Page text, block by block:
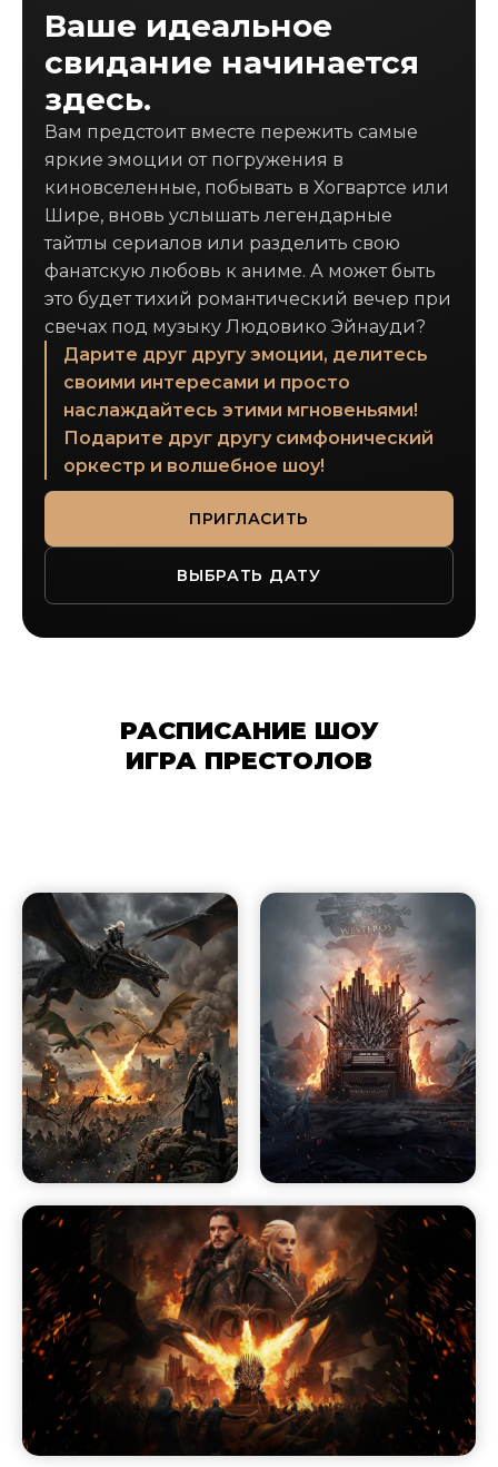
Ваше идеальное
свидание начинается
здесь.
Вам предстоит вместе пережить самые
яркие эмоции от погружения в
киновселенные, побывать в Хогвартсе или
Шире, вновь услышать легендарные
тайтлы сериалов или разделить свою
фанатскую любовь к аниме. А может быть
это будет тихий романтический вечер при
свечах под музыку Людовико Эйнауди?
Дарите друг другу эмоции, делитесь
своими интересами и просто
наслаждайтесь этими мгновеньями!
Подарите друг другу симфонический
оркестр и волшебное шоу!
ПРИГЛАСИТЬ
ВЫБРАТЬ ДАТУ
РАСПИСАНИЕ ШОУ
ИГРА ПРЕСТОЛОВ